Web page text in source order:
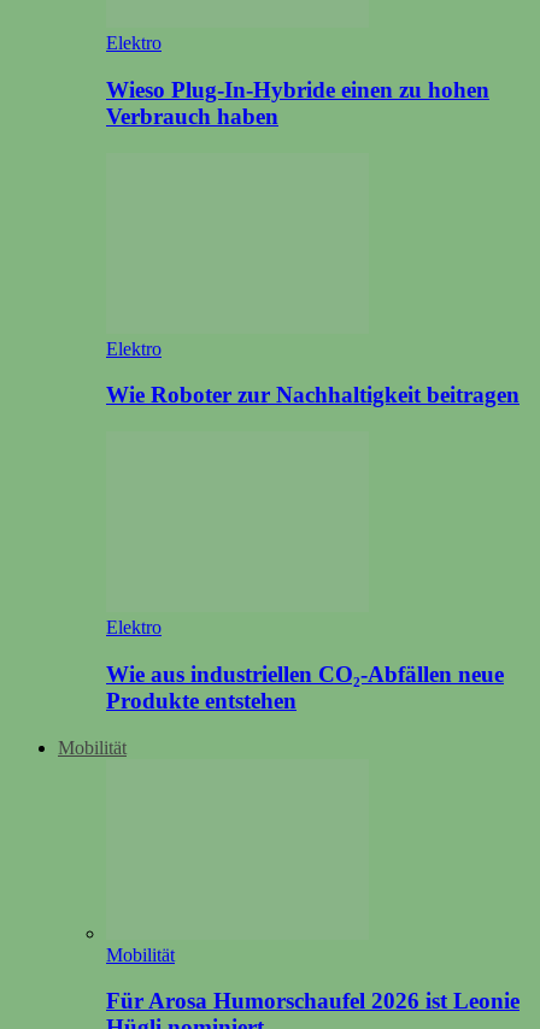
Elektro
Wieso Plug-In-Hybride einen zu hohen
Verbrauch haben
Elektro
Wie Roboter zur Nachhaltigkeit beitragen
Elektro
Wie aus industriellen CO₂-Abfällen neue
Produkte entstehen
Mobilität
Mobilität
Für Arosa Humorschaufel 2026 ist Leonie